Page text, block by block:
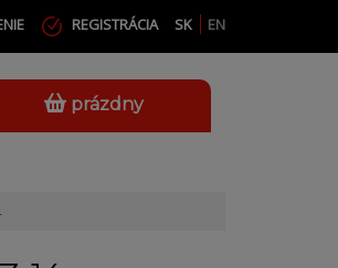
SK EN
REGISTRÁCIA
prázdny